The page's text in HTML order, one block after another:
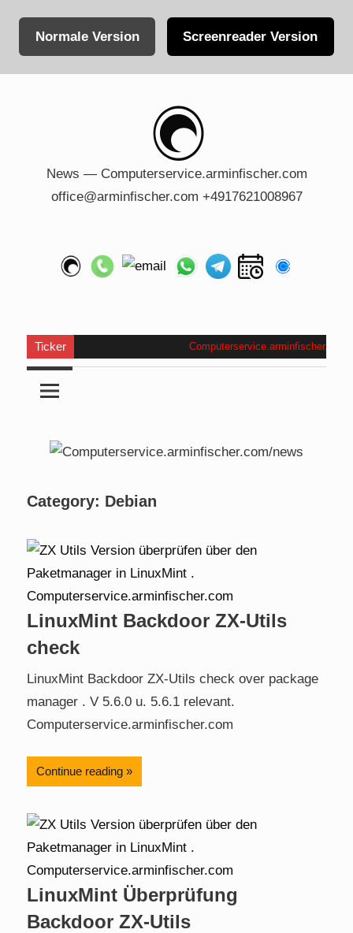
Normale Version Screenreader Version
News — Computerservice.arminfischer.com
office@arminfischer.com +4917621008967
Ticker Computerservice.arminfischer.com
Category: Debian
LinuxMint Backdoor ZX-Utils
check
LinuxMint Backdoor ZX-Utils check over package
manager . V 5.6.0 u. 5.6.1 relevant.
Computerservice.arminfischer.com
Continue reading
LinuxMint Überprüfung
Backdoor ZX-Utils